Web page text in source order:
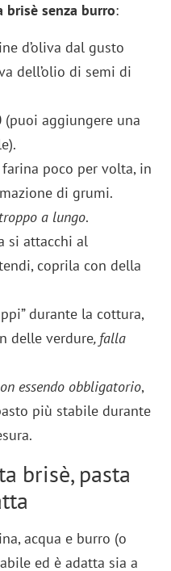
brisè senza burro:
d’oliva dal gusto
dell’olio di semi di
(puoi aggiungere una
poco per volta, in
di grumi.
a lungo.
si attacchi al
coprila con della
durante la cottura,
delle verdure, falla
essendo obbligatorio,
più stabile durante
brisè, pasta
acqua e burro (o
ed è adatta sia a